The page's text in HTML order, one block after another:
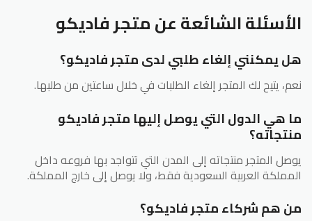
الأسئلة الشائعة عن متجر فاديكو
هل يمكنني إلغاء طلبي لدى متجر فاديكو؟
نعم، يتيح لك المتجر إلغاء الطلبات في خلال ساعتين من طلبها.
ما هي الدول التي يوصل إليها متجر فاديكو
منتجاته؟
يوصل المتجر منتجاته إلى المدن التي تتواجد بها فروعه داخل
المملكة العربية السعودية فقط، ولا يوصل إلى خارج المملكة.
من هم شركاء متجر فاديكو؟